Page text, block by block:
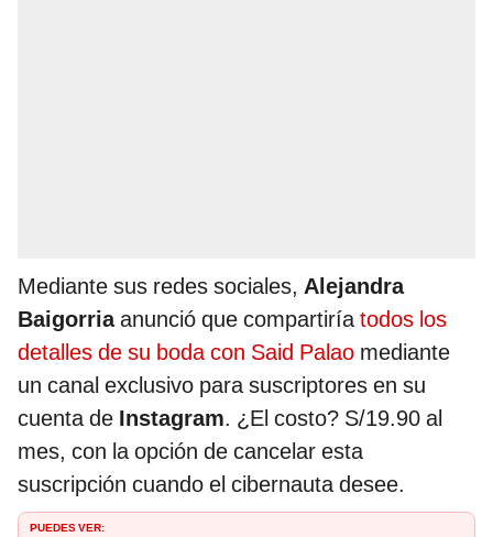
Mediante sus redes sociales, Alejandra
Baigorriaanunció que compartiríatodos los
detalles de su boda con Said Palao mediante
un canal exclusivo para suscriptores en su
cuenta de Instagram. ¿El costo? S/19.90 al
mes, con la opción de cancelar esta
suscripción cuando el cibernauta desee.
PUEDES VER: